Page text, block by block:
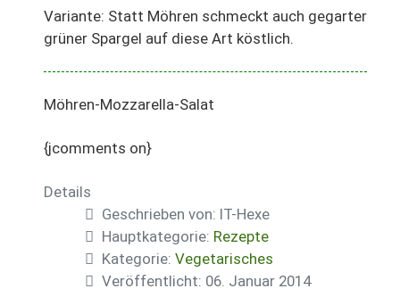
Variante: Statt Möhren schmeckt auch gegarter
grüner Spargel auf diese Art köstlich.
Möhren-Mozzarella-Salat
{jcomments on}
Details
Geschrieben von: IT-Hexe
Hauptkategorie: Rezepte
Kategorie: Vegetarisches
Veröffentlicht: 06. Januar 2014